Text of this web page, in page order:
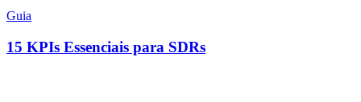
Guia
15 KPIs Essenciais para SDRs